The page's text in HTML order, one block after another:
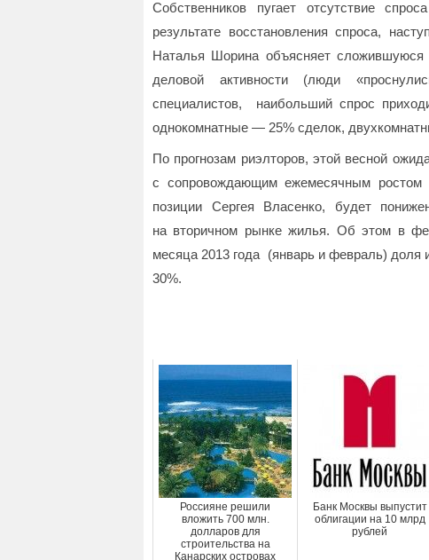
Собственников пугает отсутствие
результате восстановления спроса,
Наталья Шорина объясняет
деловой активности (люди
специалистов, наибольший спрос
однокомнатные — 25% сделок,
По прогнозам риэлторов, этой весной
с сопровождающим ежемесячным
позиции Сергея Власенко, будет
на вторичном рынке жилья. Об этом в
месяца 2013 года (январь и февраль) доля
30%.
Россияне решили
вложить 700 млн.
долларов для
строительства на
Канарских островах
Банк Москвы выпустит
облигации на 10 млрд
рублей